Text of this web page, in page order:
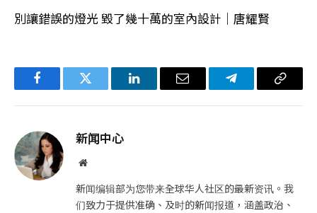
別讓錯誤的燈光 毀了幾十萬的室內設計｜唐耀賢
FacebookTwitter LinkedIn电
Telegram复
新闻中心
网
新闻编辑部为您带来全球华人社区的最新资讯。我
们致力于提供准确、及时的新闻报道，涵盖政治、